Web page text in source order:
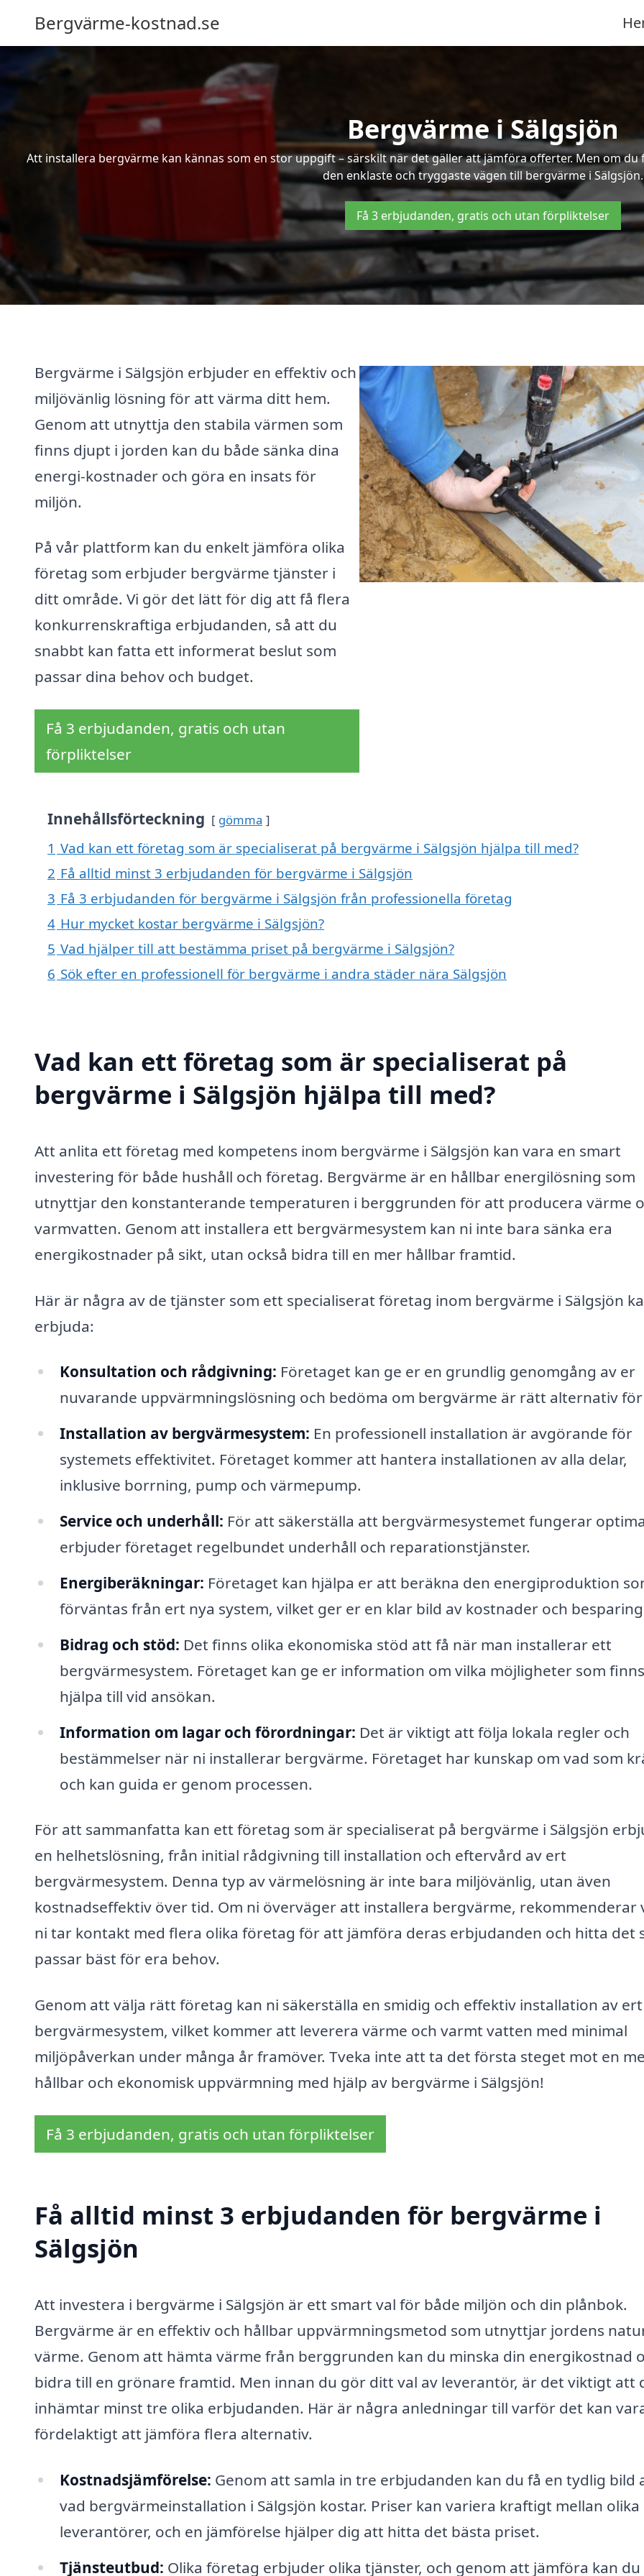
Bergvärme-kostnad.se
Bergvärme i Sälgsjön
Att installera bergvärme kan kännas som en stor uppgift – särskilt när det gäller att jämföra offerter. Men om
den enklaste och tryggaste vägen till bergvärme i Sälgsjön.
Få 3 erbjudanden, gratis och utan förpliktelser
Bergvärme i Sälgsjön erbjuder en effektiv och
miljövänlig lösning för att värma ditt hem.
Genom att utnyttja den stabila värmen som
finns djupt i jorden kan du både sänka dina
energi-kostnader och göra en insats för
miljön.
På vår plattform kan du enkelt jämföra olika
företag som erbjuder bergvärme tjänster i
ditt område. Vi gör det lätt för dig att få flera
konkurrenskraftiga erbjudanden, så att du
snabbt kan fatta ett informerat beslut som
passar dina behov och budget.
Få 3 erbjudanden, gratis och utan
förpliktelser
Innehållsförteckning gömma
1 Vad kan ett företag som är specialiserat på bergvärme i Sälgsjön hjälpa till med?
2 Få alltid minst 3 erbjudanden för bergvärme i Sälgsjön
3 Få 3 erbjudanden för bergvärme i Sälgsjön från professionella företag
4 Hur mycket kostar bergvärme i Sälgsjön?
5 Vad hjälper till att bestämma priset på bergvärme i Sälgsjön?
6 Sök efter en professionell för bergvärme i andra städer nära Sälgsjön
Vad kan ett företag som är specialiserat på
bergvärme i Sälgsjön hjälpa till med?
Att anlita ett företag med kompetens inom bergvärme i Sälgsjön kan vara en smart
investering för både hushåll och företag. Bergvärme är en hållbar energilösning som
utnyttjar den konstanterande temperaturen i berggrunden för att producera värme
varmvatten. Genom att installera ett bergvärmesystem kan ni inte bara sänka era
energikostnader på sikt, utan också bidra till en mer hållbar framtid.
Här är några av de tjänster som ett specialiserat företag inom bergvärme i Sälgsjön
erbjuda:
Konsultation och rådgivning: Företaget kan ge er en grundlig genomgång av er
nuvarande uppvärmningslösning och bedöma om bergvärme är rätt alternativ för
Installation av bergvärmesystem: En professionell installation är avgörande för
systemets effektivitet. Företaget kommer att hantera installationen av alla delar,
inklusive borrning, pump och värmepump.
Service och underhåll: För att säkerställa att bergvärmesystemet fungerar
erbjuder företaget regelbundet underhåll och reparationstjänster.
Energiberäkningar: Företaget kan hjälpa er att beräkna den energiproduktion
förväntas från ert nya system, vilket ger er en klar bild av kostnader och
Bidrag och stöd: Det finns olika ekonomiska stöd att få när man installerar ett
bergvärmesystem. Företaget kan ge er information om vilka möjligheter som
hjälpa till vid ansökan.
Information om lagar och förordningar: Det är viktigt att följa lokala regler och
bestämmelser när ni installerar bergvärme. Företaget har kunskap om vad som
och kan guida er genom processen.
För att sammanfatta kan ett företag som är specialiserat på bergvärme i Sälgsjön
en helhetslösning, från initial rådgivning till installation och eftervård av ert
bergvärmesystem. Denna typ av värmelösning är inte bara miljövänlig, utan även
kostnadseffektiv över tid. Om ni överväger att installera bergvärme, rekommenderar
ni tar kontakt med flera olika företag för att jämföra deras erbjudanden och hitta det
passar bäst för era behov.
Genom att välja rätt företag kan ni säkerställa en smidig och effektiv installation av ert
bergvärmesystem, vilket kommer att leverera värme och varmt vatten med minimal
miljöpåverkan under många år framöver. Tveka inte att ta det första steget mot en
hållbar och ekonomisk uppvärmning med hjälp av bergvärme i Sälgsjön!
Få 3 erbjudanden, gratis och utan förpliktelser
Få alltid minst 3 erbjudanden för bergvärme i
Sälgsjön
Att investera i bergvärme i Sälgsjön är ett smart val för både miljön och din plånbok.
Bergvärme är en effektiv och hållbar uppvärmningsmetod som utnyttjar jordens
värme. Genom att hämta värme från berggrunden kan du minska din energikostnad
bidra till en grönare framtid. Men innan du gör ditt val av leverantör, är det viktigt att
inhämtar minst tre olika erbjudanden. Här är några anledningar till varför det kan
fördelaktigt att jämföra flera alternativ.
Kostnadsjämförelse: Genom att samla in tre erbjudanden kan du få en tydlig bild
vad bergvärmeinstallation i Sälgsjön kostar. Priser kan variera kraftigt mellan olika
leverantörer, och en jämförelse hjälper dig att hitta det bästa priset.
Tjänsteutbud: Olika företag erbjuder olika tjänster, och genom att jämföra kan du